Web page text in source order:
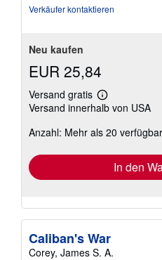
Verkäufer kontaktieren
Neu kaufen
EUR 25,84
Versand gratis
Weitere
Informationen
Versandkosten
Versand innerhalb von USA
Anzahl: Mehr als 20 verfügbar
In den
Caliban's War
Corey, James S. A.